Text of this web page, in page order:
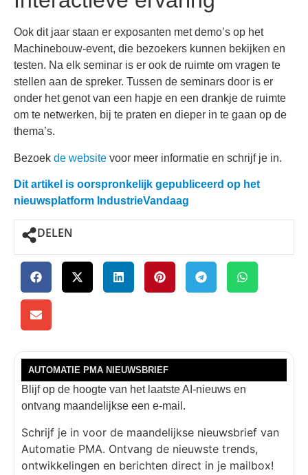
Ook dit jaar staan er exposanten met demo’s op het
Machinebouw-event, die bezoekers kunnen bekijken en
testen. Na elk seminar is er ook de ruimte om vragen te
stellen aan de spreker. Tussen de seminars door is er
onder het genot van een hapje en een drankje de ruimte
om te netwerken, bij te praten en dieper in te gaan op de
thema’s.
Bezoek de website voor meer informatie en schrijf je in.
Dit artikel is oorspronkelijk gepubliceerd op het
nieuwsplatform IndustrieVandaag
DELEN
AUTOMATIE PMA NIEUWSBRIEF
Blijf op de hoogte van het laatste AI-nieuws en
ontvang maandelijkse een e-mail.
Schrijf je in voor de maandelijkse nieuwsbrief van
Automatie PMA. Ontvang de nieuwste trends,
ontwikkelingen en berichten direct in je mailbox!